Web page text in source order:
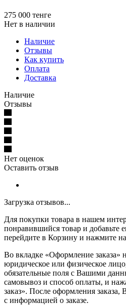
275 000 тенге
Нет в наличии
Наличие
Отзывы
Как купить
Оплата
Доставка
Наличие
Отзывы
Нет оценок
Оставить отзыв
Загрузка отзывов...
Для покупки товара в нашем
понравившийся товар и добавьте
перейдите в Корзину и нажмите
Во вкладке «Оформление заказа»
юридическое или физическое
обязательные поля с Вашими
самовывоз и способ оплаты, и
заказ». После оформления
с информацией о заказе.